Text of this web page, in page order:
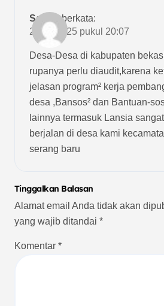
Sabdo
berkata:
20/09/2025 pukul 20:07
Desa-Desa di kabupaten
rupanya perlu diaudit,karena
jelasan program² kerja
desa ,Bansos² dan Bantuan-
lainnya termasuk Lansia
berjalan di desa kami
serang baru
Tinggalkan Balasan
Alamat email Anda tidak akan
yang wajib ditandai *
Komentar *